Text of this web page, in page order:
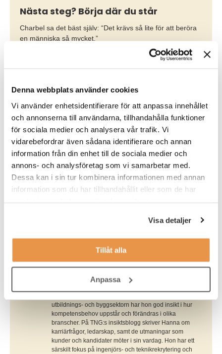
Denna webbplats använder cookies
Vi använder enhetsidentifierare för att anpassa innehållet
och annonserna till användarna, tillhandahålla funktioner
för sociala medier och analysera vår trafik. Vi
vidarebefordrar även sådana identifierare och annan
information från din enhet till de sociala medier och
annons- och analysföretag som vi samarbetar med.
Dessa kan i sin tur kombinera informationen med annan
information som du har tillhandahållit eller som de har
Visa detaljer
Tillåt alla
Anpassa
Nästa steg? Börja där du står
Charbel sa det bäst själv: “Det krävs så lite för att beröra
en människa så mycket.”
För visst är det just där förändring börjar. I mötet. I
Näringslivsdagen i Örebro för denna berörande och viktiga
föreläsning!
Vill du också få nya perspektiv på din rekrytering? Anlita oss på
TNG! Med datadriven precision och branschförståelse matchar
vi medarbetare som inte bara passar in, utan även flyttar
gränser. För oss är trygghet inget stillastående. Det är att veta
att du har rätt person med rätt perspektiv när du behöver det.
Hanna Flink
Hanna är content manager på Talent Navigation Group
utbildnings- och byggsektorn har hon god insikt i hur
kompetensbehov uppstår och förändras i olika
branscher. På TNG:s insiktsblogg skriver Hanna om
karriärfrågor, ledarskap, samt de utmaningar som
kunder och kandidater möter i sin vardag. Hon har ett
särskilt fokus på ingenjörs- och teknikrekrytering och